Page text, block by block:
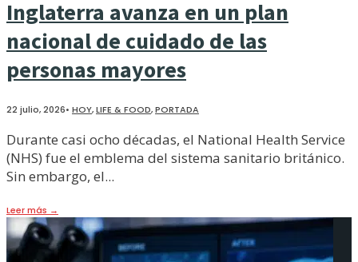
Inglaterra avanza en un plan
nacional de cuidado de las
personas mayores
22 julio, 2026• HOY,LIFE & FOOD,PORTADA
Durante casi ocho décadas, el National Health Service
(NHS) fue el emblema del sistema sanitario británico.
Sin embargo, el...
Leer más →